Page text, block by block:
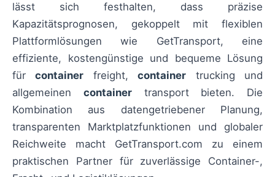
lässt sich festhalten, dass präzise
Kapazitätsprognosen, gekoppelt mit flexiblen
Plattformlösungen wie GetTransport, eine
effiziente, kostengünstige und bequeme Lösung
fürcontainer freight,container trucking und
allgemeinen containertransport bieten. Die
Kombination aus datengetriebener Planung,
transparenten Marktplatzfunktionen und globaler
Reichweite macht GetTransport.com zu einem
praktischen Partner für zuverlässige Container-,